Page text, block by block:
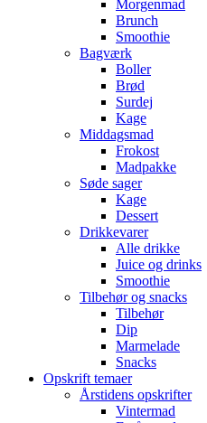
Morgenmad
Brunch
Smoothie
Bagværk
Boller
Brød
Surdej
Kage
Middagsmad
Frokost
Madpakke
Søde sager
Kage
Dessert
Drikkevarer
Alle drikke
Juice og drinks
Smoothie
Tilbehør og snacks
Tilbehør
Dip
Marmelade
Snacks
Opskrift temaer
Årstidens opskrifter
Vintermad